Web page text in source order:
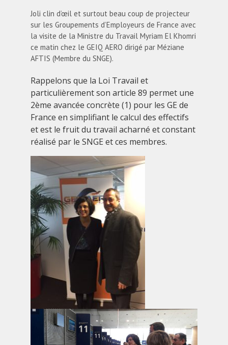
Joli clin d’œil et surtout beau coup de projecteur
sur les Groupements d’Employeurs de France avec
la visite de la Ministre du Travail Myriam El Khomri
ce matin chez le GEIQ AERO dirigé par Méziane
AFTIS (Membre du SNGE).
Rappelons que la Loi Travail et
particulièrement son article 89 permet une
2ème avancée concrète (1) pour les GE de
France en simplifiant le calcul des effectifs
et est le fruit du travail acharné et constant
réalisé par le SNGE et ces membres.